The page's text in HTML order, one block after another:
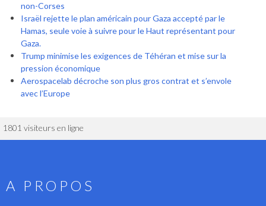
non-Corses
Israël rejette le plan américain pour Gaza accepté par le
Hamas, seule voie à suivre pour le Haut représentant pour
Gaza.
Trump minimise les exigences de Téhéran et mise sur la
pression économique
Aerospacelab décroche son plus gros contrat et s’envole
avec l’Europe
1801 visiteurs en ligne
A PROPOS